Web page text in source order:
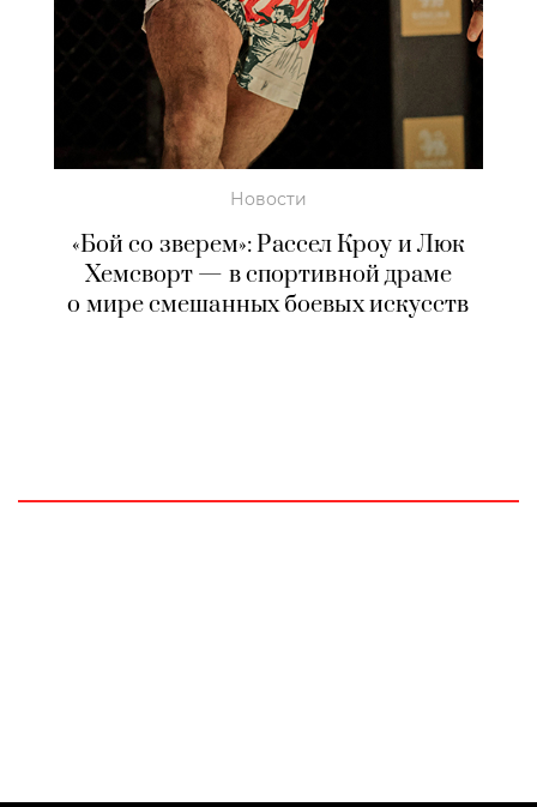
Новости
«Бой со зверем»: Рассел Кроу и Люк
Хемсворт — в спортивной драме
о мире смешанных боевых искусств